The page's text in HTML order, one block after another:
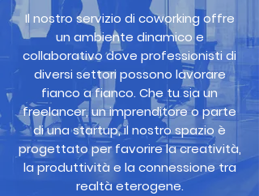
Il nostro servizio di coworking offre
un ambiente dinamico e
collaborativo dove professionisti di
diversi settori possono lavorare
fianco a fianco. Che tu sia un
freelancer, un imprenditore o parte
di una startup, il nostro spazio è
progettato per favorire la creatività,
la produttività e la connessione tra
realtà eterogene.